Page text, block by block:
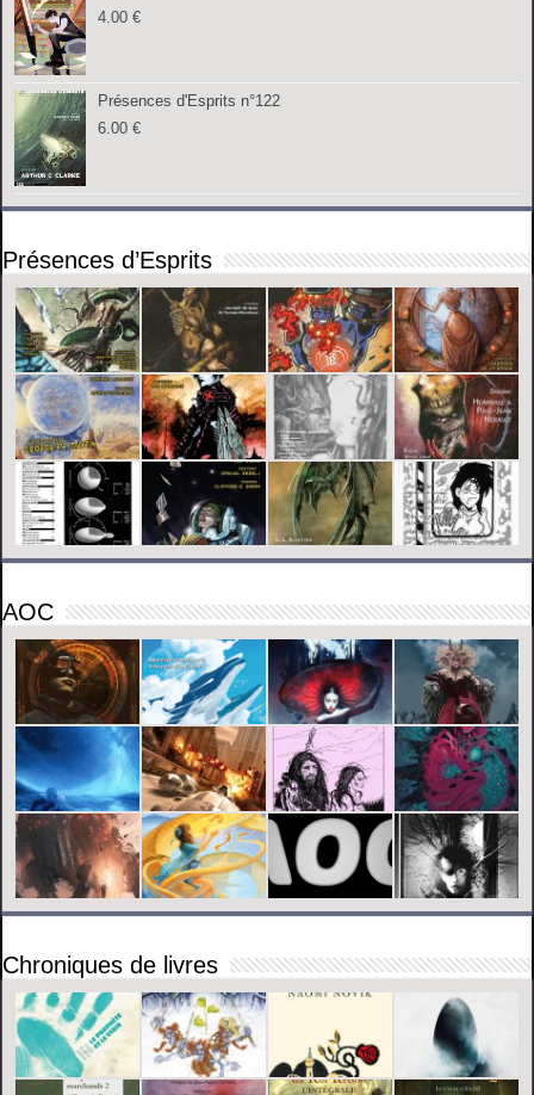
4.00€
Présences d'Esprits n°122
6.00€
Présences d’Esprits
AOC
Chroniques de livres